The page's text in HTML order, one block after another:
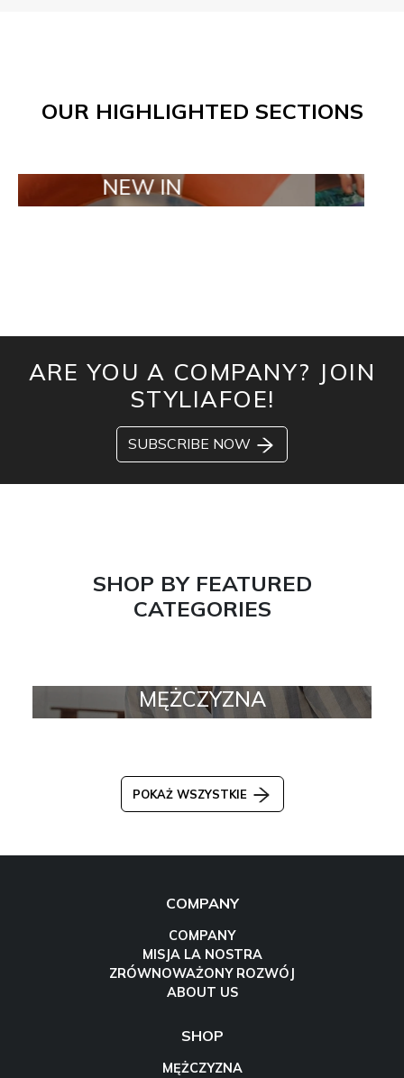
OUR HIGHLIGHTED SECTIONS
NEW IN TAILOR
ARE YOU A COMPANY? JOIN
STYLIAFOE!
SUBSCRIBE NOW
SHOP BY FEATURED
CATEGORIES
MĘŻCZYZNA
POKAŻ WSZYSTKIE
COMPANY
COMPANY
MISJA LA NOSTRA
ZRÓWNOWAŻONY ROZWÓJ
ABOUT US
SHOP
MĘŻCZYZNA